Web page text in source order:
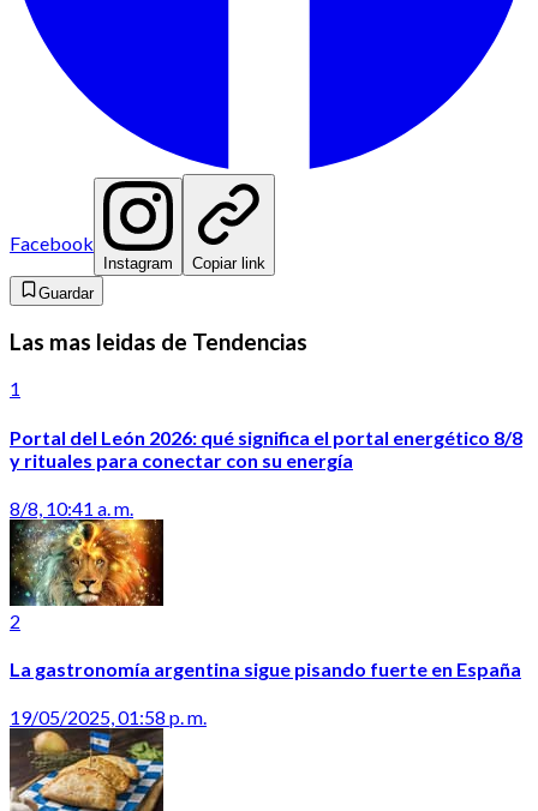
Facebook
Instagram
Copiar link
Guardar
Las mas leidas de Tendencias
1
Portal del León 2026: qué significa el portal energético 8/8
y rituales para conectar con su energía
8/8, 10:41 a. m.
2
La gastronomía argentina sigue pisando fuerte en España
19/05/2025, 01:58 p. m.